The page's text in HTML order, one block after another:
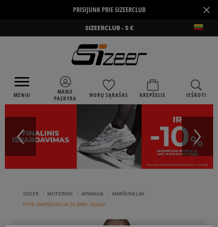
PRISIJUNK PRIE SIZEERCLUB ×
SIZEERCLUB - 5 €
MENIU
MANO
PASKYRA
NORŲ SĄRAŠAS KREPŠELIS IEŠKOTI
SIZEER MOTERIMS APRANGA MARŠKINĖLIAI
HYPE MARŠKINĖLIAI SS BABY SQUAD